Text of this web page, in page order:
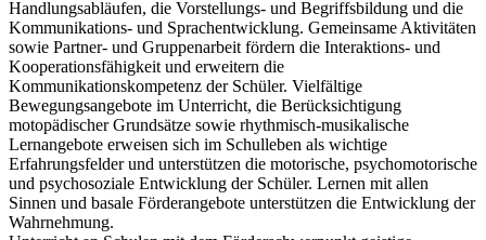
Handlungsabläufen, die Vorstellungs- und Begriffsbildung und die
Kommunikations- und Sprachentwicklung. Gemeinsame Aktivitäten
sowie Partner- und Gruppenarbeit fördern die Interaktions- und
Kooperationsfähigkeit und erweitern die
Kommunikationskompetenz der Schüler. Vielfältige
Bewegungsangebote im Unterricht, die Berücksichtigung
motopädischer Grundsätze sowie rhythmisch-musikalische
Lernangebote erweisen sich im Schulleben als wichtige
Erfahrungsfelder und unterstützen die motorische, psychomotorische
und psychosoziale Entwicklung der Schüler. Lernen mit allen
Sinnen und basale Förderangebote unterstützen die Entwicklung der
Wahrnehmung.